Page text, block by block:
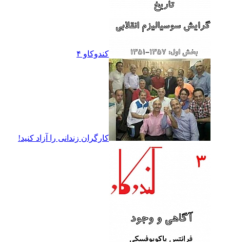
کندوکاو ۴
کارگران زندانى را آزاد کنيد!